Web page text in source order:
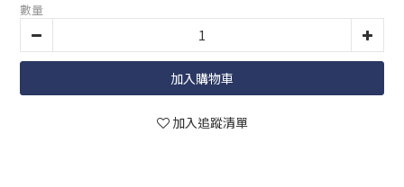
數量
加入購物車
加入追蹤清單